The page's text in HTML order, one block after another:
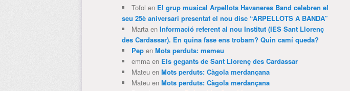
Tofol en El grup musical Arpellots Havaneres Band celebren el
seu 25è aniversari presentat el nou disc “ARPELLOTS A BANDA”
Martaen Informació referent al nou Institut (IES Sant Llorenç
des Cardassar). En quina fase ens trobam? Quin camí queda?
Pepen Mots perduts: memeu
emmaen Els gegants de Sant Llorenç des Cardassar
Mateuen Mots perduts: Càgola merdançana
Mateuen Mots perduts: Càgola merdançana